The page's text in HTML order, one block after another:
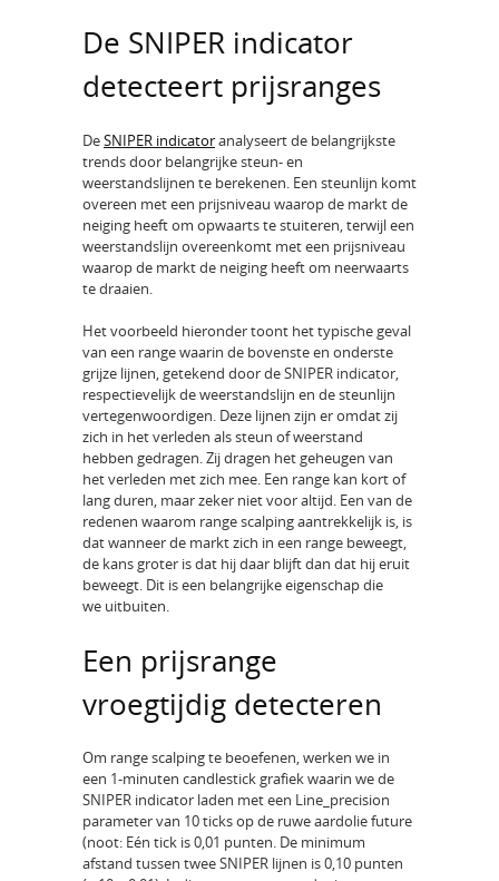
De SNIPER indicator
detecteert prijsranges
DeSNIPER indicatoranalyseert de belangrijkste
trends door belangrijke steun- en
weerstandslijnen te berekenen. Een steunlijn komt
overeen met een prijsniveau waarop de markt de
neiging heeft om opwaarts te stuiteren, terwijl een
weerstandslijn overeenkomt met een prijsniveau
waarop de markt de neiging heeft om neerwaarts
te draaien.
Het voorbeeld hieronder toont het typische geval
van een range waarin de bovenste en onderste
grijze lijnen, getekend door de SNIPER indicator,
respectievelijk de weerstandslijn en de steunlijn
vertegenwoordigen. Deze lijnen zijn er omdat zij
zich in het verleden als steun of weerstand
hebben gedragen. Zij dragen het geheugen van
het verleden met zich mee. Een range kan kort of
lang duren, maar zeker niet voor altijd. Een van de
redenen waarom range scalping aantrekkelijk is, is
dat wanneer de markt zich in een range beweegt,
de kans groter is dat hij daar blijft dan dat hij eruit
beweegt. Dit is een belangrijke eigenschap die
we uitbuiten.
Een prijsrange
vroegtijdig detecteren
Om range scalping te beoefenen, werken we in
een 1-minuten candlestick grafiek waarin we de
SNIPER indicator laden met een Line_precision
parameter van 10 ticks op de ruwe aardolie future
(noot: Eén tick is 0,01 punten. De minimum
afstand tussen twee SNIPER lijnen is 0,10 punten